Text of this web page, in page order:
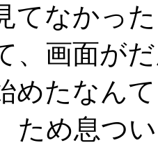
なかっ
、画面が
めたなん
ため息つ